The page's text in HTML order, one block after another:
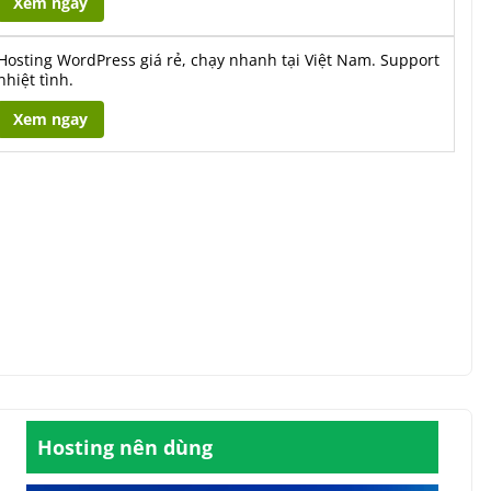
WordPress giá rẻ, chạy nhanh tại Việt Nam. Support
tình.
Xem ngay
Hosting nên dùng